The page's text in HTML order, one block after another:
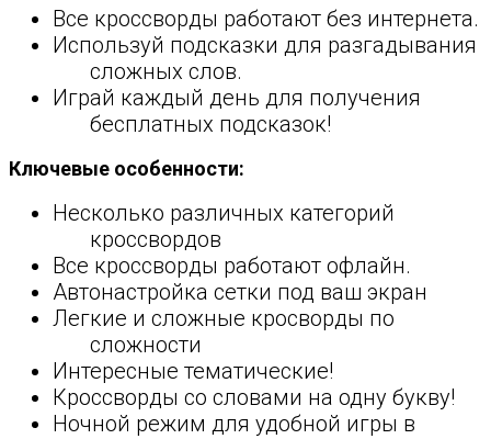
Все кроссворды работают без интернета.
Используй подсказки для разгадывания
сложных слов.
Играй каждый день для получения
бесплатных подсказок!
Ключевые особенности:
Несколько различных категорий
кроссвордов
Все кроссворды работают офлайн.
Автонастройка сетки под ваш экран
Легкие и сложные кросворды по
сложности
Интересные тематические!
Кроссворды со словами на одну букву!
Ночной режим для удобной игры в